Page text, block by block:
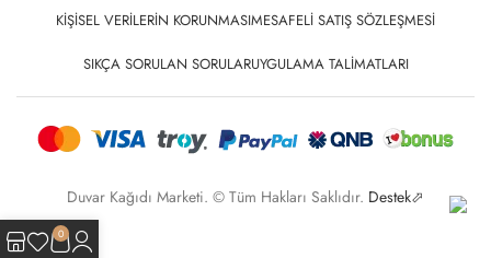
KIŞISEL VERILERIN KORUNMASIMESAFELI SATIŞ SÖZLEŞMESI
SIKÇA SORULAN SORULARUYGULAMA TALIMATLARI
Duvar Kağıdı Marketi. © Tüm Hakları Saklıdır. Destek⬀
0